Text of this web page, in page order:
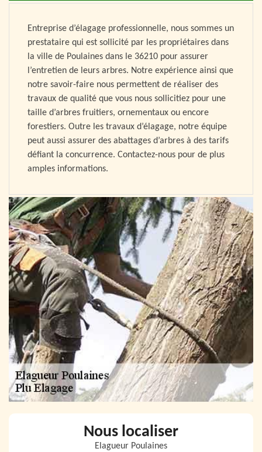
Entreprise d’élagage professionnelle, nous sommes un
prestataire qui est sollicité par les propriétaires dans
la ville de Poulaines dans le 36210 pour assurer
l’entretien de leurs arbres. Notre expérience ainsi que
notre savoir-faire nous permettent de réaliser des
travaux de qualité que vous nous sollicitiez pour une
taille d’arbres fruitiers, ornementaux ou encore
forestiers. Outre les travaux d’élagage, notre équipe
peut aussi assurer des abattages d’arbres à des tarifs
défiant la concurrence. Contactez-nous pour de plus
amples informations.
Nous localiser
Elagueur Poulaines